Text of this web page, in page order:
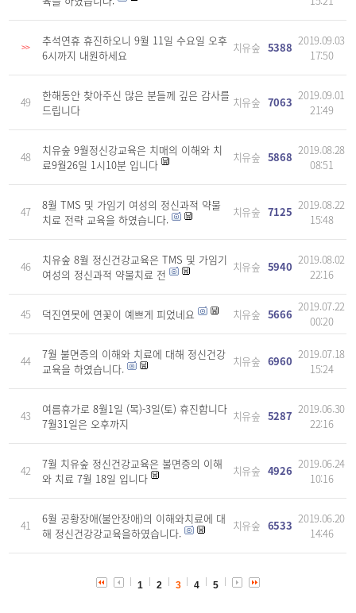
>>
추석연휴 휴진하오니 9월 11일 수요일 오후
6시까지 내원하세요
치유숲 5388 2019.09.03
17:50
49
한해동안 찾아주신 많은 분들께 깊은 감사를
드립니다
치유숲 7063 2019.09.01
21:49
48
치유숲 9월정신강교육은 치매의 이해와 치
료9월26일 1시10분 입니다
치유숲 5868 2019.08.28
08:51
47
8월 TMS 및 가임기 여성의 정신과적 약물
치료 전략 교육을 하였습니다.
치유숲 7125 2019.08.22
15:48
46
치유숲 8월 정신건강교육은 TMS 및 가임기
여성의 정신과적 약물치료 전
치유숲 5940 2019.08.02
22:16
45 덕진연못에 연꽃이 예쁘게 피었네요 치유숲 5666
2019.07.22
00:20
44
7월 불면증의 이해와 치료에 대해 정신건강
교육을 하였습니다.
치유숲 6960 2019.07.18
15:24
43
여름휴가로 8월1일 (목)-3일(토) 휴진합니다
7월31일은 오후까지
치유숲 5287 2019.06.30
22:16
42
7월 치유숲 정신건강교육은 불면증의 이해
와 치료 7월 18일 입니다
치유숲 4926 2019.06.24
10:16
41
6월 공황장애(불안장애)의 이해와치료에 대
해 정신건강강교육을하였습니다.
치유숲 6533 2019.06.20
14:46
1 2 3 4 5